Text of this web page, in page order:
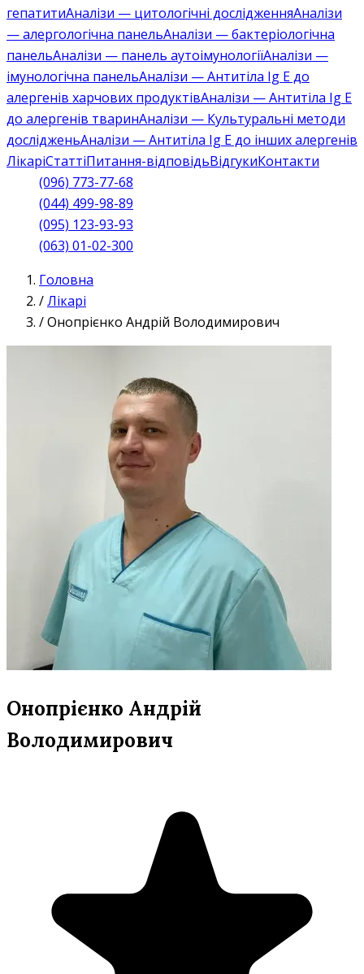
гепатитиАналізи — цитологічні дослідженняАналізи
— алергологічна панельАналізи — бактеріологічна
панельАналізи — панель аутоімунологіїАналізи —
імунологічна панельАналізи — Антитіла Ig E до
алергенів харчових продуктівАналізи — Антитіла Ig E
до алергенів тваринАналізи — Культуральні методи
дослідженьАналізи — Антитіла Ig E до інших алергенів
ЛікаріСтаттіПитання-відповідьВідгукиКонтакти
(096) 773-77-68
(044) 499-98-89
(095) 123-93-93
(063) 01-02-300
Головна
/Лікарі
/Онопрієнко Андрій Володимирович
Онопрієнко Андрій
Володимирович